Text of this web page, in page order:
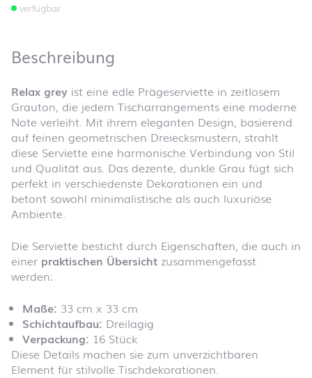
verfügbar
Beschreibung
Relax grey ist eine edle Prägeserviette in zeitlosem
Grauton, die jedem Tischarrangements eine moderne
Note verleiht. Mit ihrem eleganten Design, basierend
auf feinen geometrischen Dreiecksmustern, strahlt
diese Serviette eine harmonische Verbindung von Stil
und Qualität aus. Das dezente, dunkle Grau fügt sich
perfekt in verschiedenste Dekorationen ein und
betont sowohl minimalistische als auch luxuriöse
Ambiente.
Die Serviette besticht durch Eigenschaften, die auch in
einer praktischen Übersicht zusammengefasst
werden:
Maße: 33 cm x 33 cm
Schichtaufbau: Dreilagig
Verpackung: 16 Stück
Diese Details machen sie zum unverzichtbaren
Element für stilvolle Tischdekorationen.